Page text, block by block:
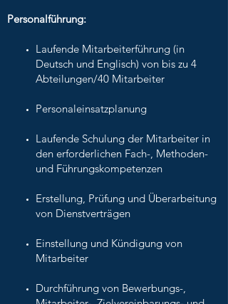
Personalführung:
Laufende Mitarbeiterführung (in
Deutsch und Englisch) von bis zu 4
Abteilungen/40 Mitarbeiter
Personaleinsatzplanung
Laufende Schulung der Mitarbeiter in
den erforderlichen Fach-, Methoden-
und Führungskompetenzen
Erstellung, Prüfung und Überarbeitung
von Dienstverträgen
Einstellung und Kündigung von
Mitarbeiter
Durchführung von Bewerbungs-,